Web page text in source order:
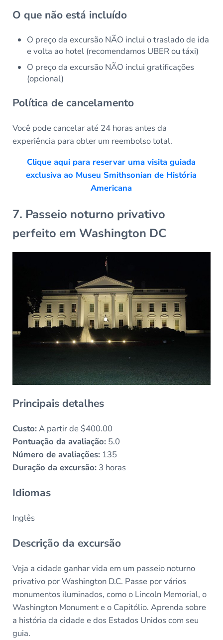
O que não está incluído
O preço da excursão NÃO inclui o traslado de ida
e volta ao hotel (recomendamos UBER ou táxi)
O preço da excursão NÃO inclui gratificações
(opcional)
Política de cancelamento
Você pode cancelar até 24 horas antes da
experiência para obter um reembolso total.
Clique aqui para reservar uma visita guiada
exclusiva ao Museu Smithsonian de História
Americana
7. Passeio noturno privativo
perfeito em Washington DC
Principais detalhes
Custo:A partir de $400.00
Pontuação da avaliação:5.0
Número de avaliações:135
Duração da excursão:3 horas
Idiomas
Inglês
Descrição da excursão
Veja a cidade ganhar vida em um passeio noturno
privativo por Washington D.C. Passe por vários
monumentos iluminados, como o Lincoln Memorial, o
Washington Monument e o Capitólio. Aprenda sobre
a história da cidade e dos Estados Unidos com seu
guia.